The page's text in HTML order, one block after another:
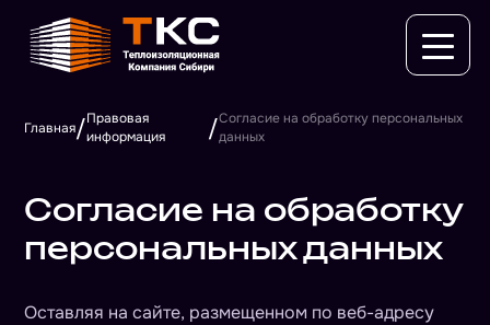
Главная/Правовая
информация
/Согласие на обработку персональных
данных
Согласие на обработку
персональных данных
Оставляя на сайте, размещенном по веб-адресу